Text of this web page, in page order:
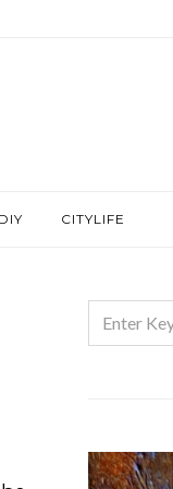
CITYLIFE
FOR: